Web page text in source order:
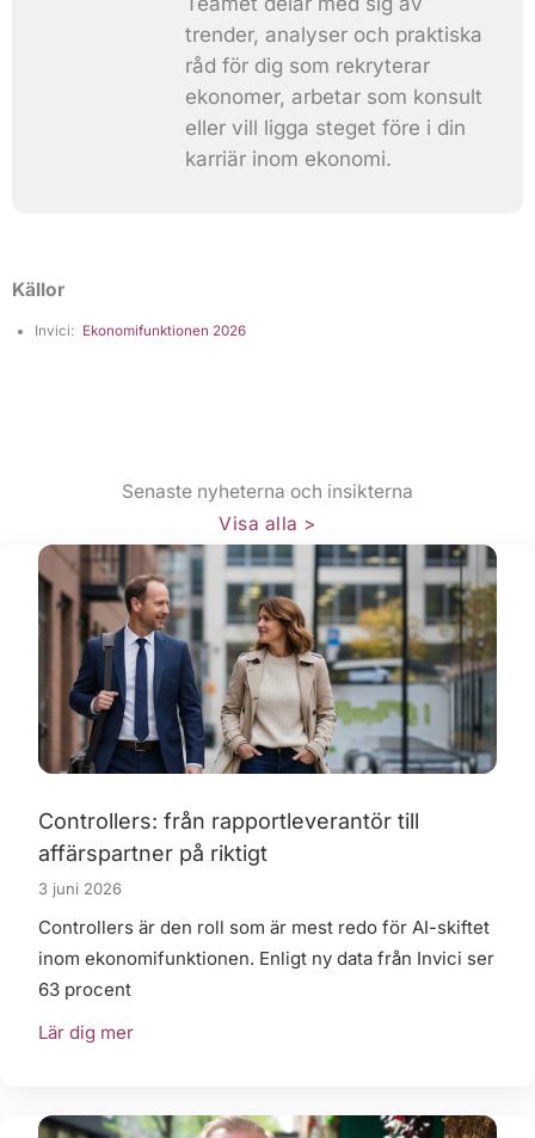
trender, analyser och praktiska
råd för dig som rekryterar
ekonomer, arbetar som konsult
eller vill ligga steget före i din
karriär inom ekonomi.
Källor
Invici: Ekonomifunktionen 2026
Senaste nyheterna och insikterna​
Visa alla >
Controllers: från rapportleverantör till
affärspartner på riktigt
3 juni 2026
Controllers är den roll som är mest redo för AI-skiftet
inom ekonomifunktionen. Enligt ny data från Invici ser
63 procent
Lär dig mer